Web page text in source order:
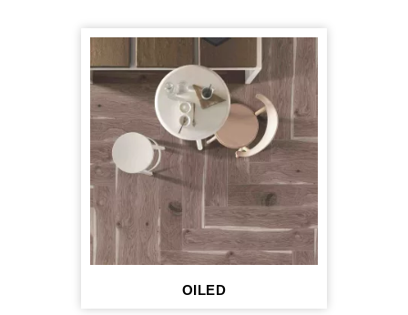
OILED